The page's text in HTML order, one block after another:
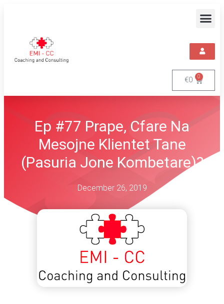
€0 0
Ep #77 Prape, Cfare Na
Mesojne Klientet Tane
(Pasuria Jone Kombetare)?
December 26, 2019